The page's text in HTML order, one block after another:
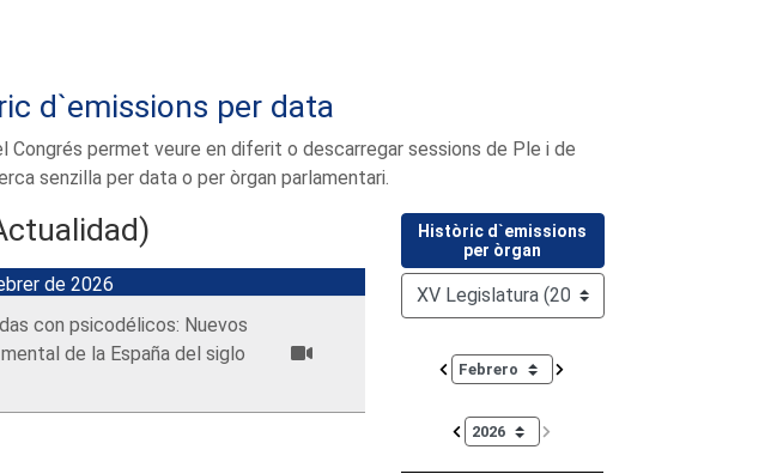
d`emissions per data
Congrés permet veure en diferit o descarregar sessions de Ple i de
senzilla per data o per òrgan parlamentari.
de 2026
con psicodélicos: Nuevos
de la España del siglo
Històric d`emissions
per òrgan
Calendar io de actividades. Doce Legislatura